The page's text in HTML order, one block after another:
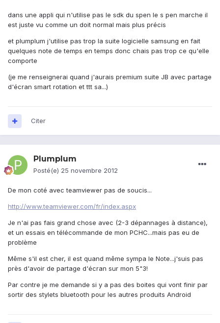
dans une appli qui n'utilise pas le sdk du spen le s pen marche il
est juste vu comme un doit normal mais plus précis
et plumplum j'utilise pas trop la suite logicielle samsung en fait
quelques note de temps en temps donc chais pas trop ce qu'elle
comporte
(je me renseignerai quand j'aurais premium suite JB avec partage
d'écran smart rotation et ttt sa...)
Citer
Plumplum
Posté(e) 25 novembre 2012
De mon coté avec teamviewer pas de soucis...
http://www.teamviewer.com/fr/index.aspx
Je n'ai pas fais grand chose avec (2-3 dépannages à distance),
et un essais en télécommande de mon PCHC...mais pas eu de
problème
Même s'il est cher, il est quand même sympa le Note...j'suis pas
près d'avoir de partage d'écran sur mon 5"3!
Par contre je me demande si y a pas des boites qui vont finir par
sortir des stylets bluetooth pour les autres produits Android